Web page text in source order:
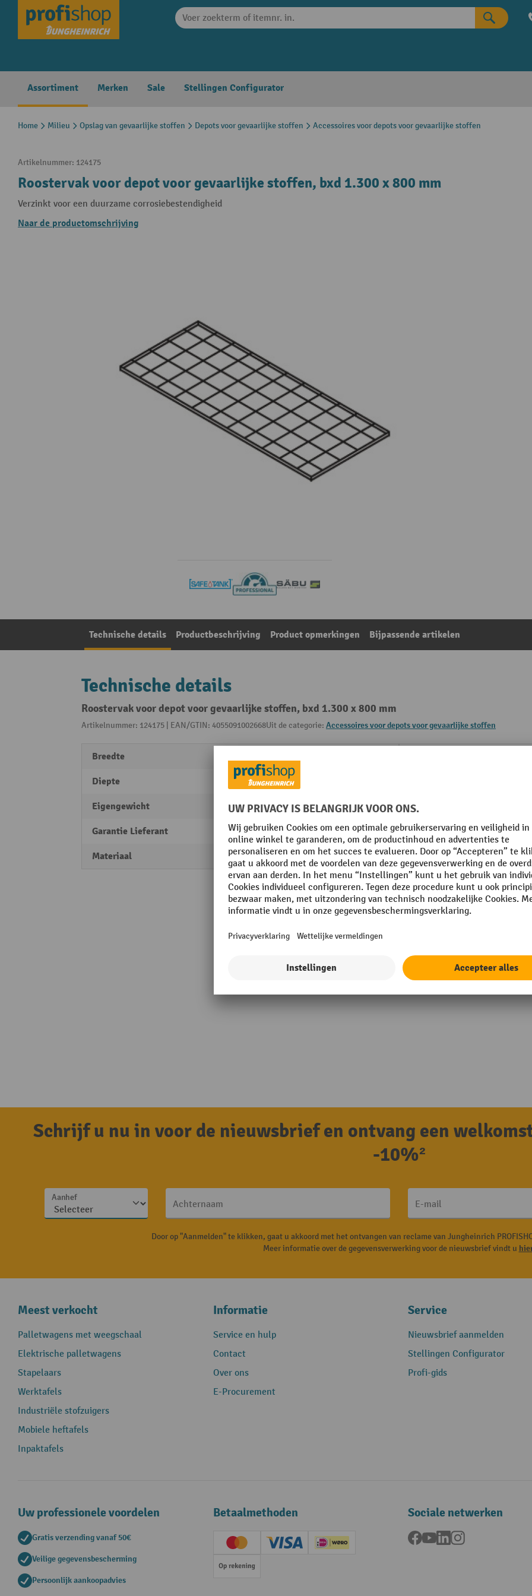
Skip to main navigation
Assortiment Merken Sale Stellingen Configurator
Home Milieu Opslag van gevaarlijke stoffen Depots voor gevaarlijke stoffen Accessoires voor depots voor gevaarlijke stoffen
Artikelnummer: 124175
Roostervak voor depot voor gevaarlijke stoffen, bxd 1.300 x 800 mm
Verzinkt voor een duurzame corrosiebestendigheid
Naar de productomschrijving
Technische details Productbeschrijving Product opmerkingen Bijpassende artikelen
Technische details
Roostervak voor depot voor gevaarlijke stoffen, bxd 1.300 x 800 mm
Artikelnummer: 124175 | EAN/GTIN: 4055091002668Uit de categorie: Accessoires voor depots voor gevaarlijke stoffen
Breedte
Diepte 800 mm
Eigengewicht 26,0 kg
Garantie Lieferant 2
Materiaal Staal
Technische eigenschappen
kwaliteitslabel
Schrijf u nu in voor de nieuwsbrief en ontvang een
-10%²
Aanhef
Achternaam E-mail
Door op "Aanmelden" te klikken, gaat u akkoord met het ontvangen van reclame van Jungheinrich
Meer informatie over de gegevensverwerking voor de nieuwsbrief vindt u
Meest verkocht
Palletwagens met weegschaal
Elektrische palletwagens
Stapelaars
Werktafels
Industriële stofzuigers
Mobiele heftafels
Inpaktafels
Informatie
Service en hulp
Contact
Over ons
E-Procurement
Service
Nieuwsbrief aanmelden
Stellingen Configurator
Profi-gids
Uw professionele voordelen
Gratis verzending vanaf 50€
Veilige gegevensbescherming
Persoonlijk aankoopadvies
Betaalmethoden
Creditcard (Master)Creditcard (Visa)iDEAL | Wero
Op rekening
Sociale netwerken
Facebook
YouTubeLinkedInInstagram